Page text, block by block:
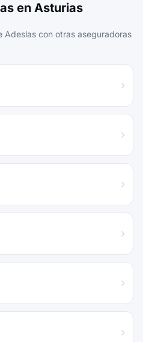
en Asturias
Adeslas con otras aseguradoras